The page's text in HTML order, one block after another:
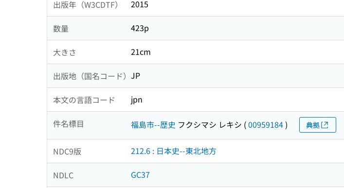
出版年（W3CDTF） 2015
数量 423p
大きさ 21cm
出版地（国名コード） JP
本文の言語コード jpn
件名標目 福島市--歴史 フクシマシ レキシ (00959184) 典拠
NDC9版 212.6 : 日本史--東北地方
NDLC GC37